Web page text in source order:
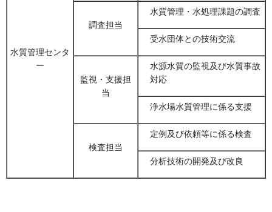
水質管理センタ
ー
調査担当
水質管理・水処理課題の調査
受水団体との技術交流
監視・支援担
当
水源水質の監視及び水質事故
対応
浄水場水質管理に係る支援
検査担当
定例及び依頼等に係る検査
分析技術の開発及び改良